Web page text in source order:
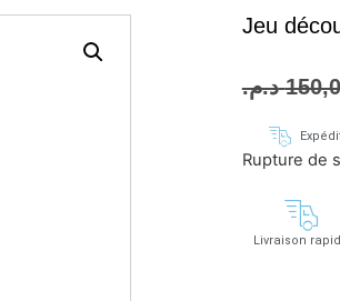
Jeu
د.م.
Rupture de
Livraison